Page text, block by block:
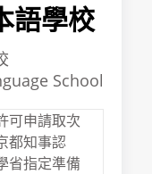
語學校
School
可申請取次
都知事認
省指定準備